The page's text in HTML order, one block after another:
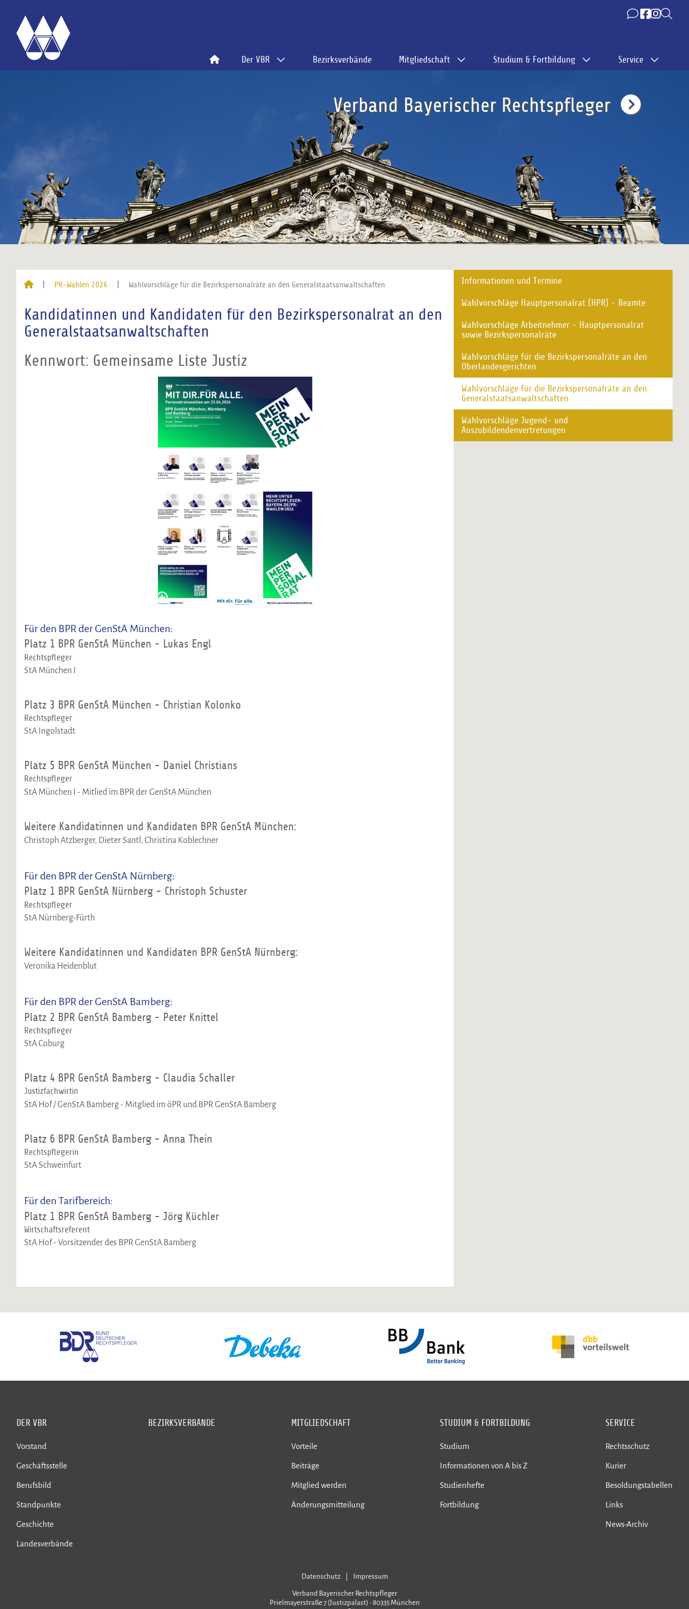
Der VBR Bezirksverbände Mitgliedschaft Studium & Fortbildung Service
Verband Bayerischer Rechtspfleger
PR-Wahlen 2026 Wahlvorschläge für die Bezirkspersonalräte an den Generalstaatsanwaltschaften
Kandidatinnen und Kandidaten für den Bezirkspersonalrat an den
Generalstaatsanwaltschaften
Kennwort: Gemeinsame Liste Justiz
Für den BPR der GenStA München:
Platz 1 BPR GenStA München - Lukas Engl
Rechtspfleger
StA München I
Platz 3 BPR GenStA München - Christian Kolonko
Rechtspfleger
StA Ingolstadt
Platz 5 BPR GenStA München - Daniel Christians
Rechtspfleger
StA München I - Mitlied im BPR der GenStA München
Weitere Kandidatinnen und Kandidaten BPR GenStA München:
Christoph Atzberger, Dieter Santl, Christina Koblechner
Für den BPR der GenStA Nürnberg:
Platz 1 BPR GenStA Nürnberg - Christoph Schuster
Rechtspfleger
StA Nürnberg-Fürth
Weitere Kandidatinnen und Kandidaten BPR GenStA Nürnberg:
Veronika Heidenblut
Für den BPR der GenStA Bamberg:
Platz 2 BPR GenStA Bamberg - Peter Knittel
Rechtspfleger
StA Coburg
Platz 4 BPR GenStA Bamberg - Claudia Schaller
Justizfachwirtin
StA Hof / GenStA Bamberg - Mitglied im öPR und BPR GenStA Bamberg
Platz 6 BPR GenStA Bamberg - Anna Thein
Rechtspflegerin
StA Schweinfurt
Für den Tarifbereich:
Platz 1 BPR GenStA Bamberg - Jörg Küchler
Wirtschaftsreferent
StA Hof - Vorsitzender des BPR GenStA Bamberg
Informationen und Termine
Wahlvorschläge Hauptpersonalrat (HPR) - Beamte
Wahlvorschläge Arbeitnehmer - Hauptpersonalrat
sowie Bezirkspersonalräte
Wahlvorschläge für die Bezirkspersonalräte an den
Oberlandesgerichten
Wahlvorschläge für die Bezirkspersonalräte an den
Generalstaatsanwaltschaften
Wahlvorschläge Jugend- und
Auszubildendenvertretungen
DER VBR
Vorstand
Geschäftsstelle
Berufsbild
Standpunkte
Geschichte
Landesverbände
BEZIRKSVERBÄNDE MITGLIEDSCHAFT
Vorteile
Beiträge
Mitglied werden
Änderungsmitteilung
STUDIUM & FORTBILDUNG
Studium
Informationen von A bis Z
Studienhefte
Fortbildung
SERVICE
Rechtsschutz
Kurier
Besoldungstabellen
Links
News-Archiv
Datenschutz Impressum
Verband Bayerischer Rechtspfleger
Prielmayerstraße 7 (Justizpalast) • 80335 München